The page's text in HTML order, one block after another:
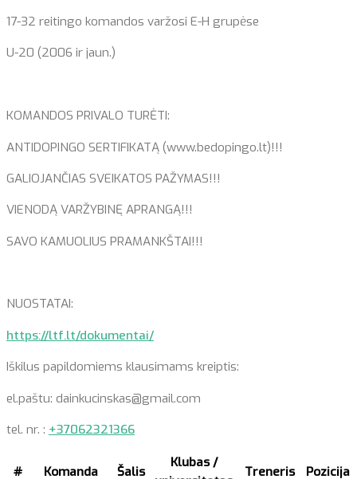
17-32 reitingo komandos varžosi E-H grupėse
U-20 (2006 ir jaun.)
KOMANDOS PRIVALO TURĖTI:
ANTIDOPINGO SERTIFIKATĄ (www.bedopingo.lt)!!!
GALIOJANČIAS SVEIKATOS PAŽYMAS!!!
VIENODĄ VARŽYBINĘ APRANGĄ!!!
SAVO KAMUOLIUS PRAMANKŠTAI!!!
NUOSTATAI:
https://ltf.lt/dokumentai/
Iškilus papildomiems klausimams kreiptis:
el.paštu: dainkucinskas@gmail.com
tel. nr. : +37062321366
# Komanda Šalis
Klubas /
Treneris Pozicija